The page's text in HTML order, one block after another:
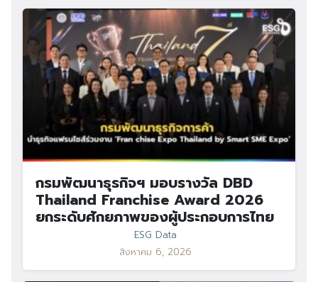
กรมพัฒนาธุรกิจฯ มอบรางวัล DBD
Thailand Franchise Award 2026
ยกระดับศักยภาพของผู้ประกอบการไทย
ESG Data
สิงหาคม 6, 2026